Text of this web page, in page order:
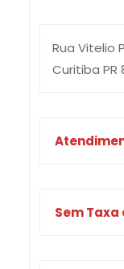
Rua Vitelio
Curitiba PR
Sem